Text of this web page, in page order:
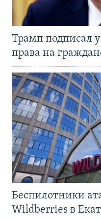
Трамп подписал
права на
Беспилотники
Wildberries в